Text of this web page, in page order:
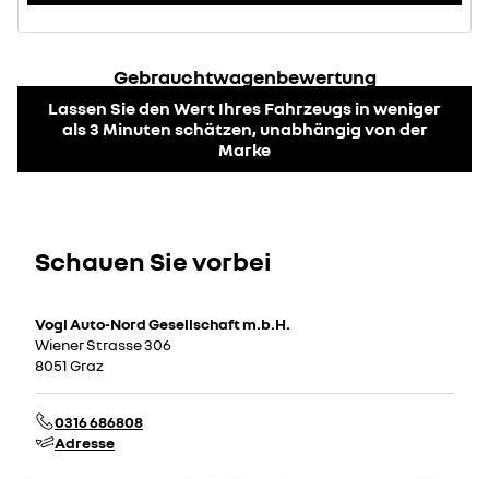
Gebrauchtwagenbewertung
Lassen Sie den Wert Ihres Fahrzeugs in weniger
als 3 Minuten schätzen, unabhängig von der
Marke
Schauen Sie vorbei
Vogl Auto-Nord Gesellschaft m.b.H.
Wiener Strasse 306
8051 Graz
0316 686808
Adresse